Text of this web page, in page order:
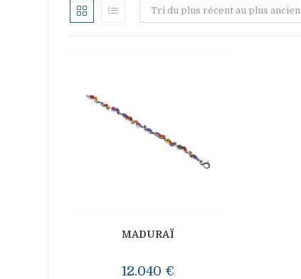
Tri du plus récent au plus ancien
MADURAÏ
12.040 €